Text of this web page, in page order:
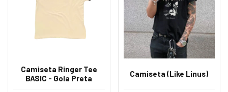
Camiseta Ringer Tee
BASIC - Gola Preta
Camiseta (Like Linus)